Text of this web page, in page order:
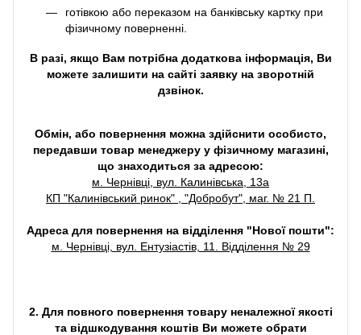
готівкою або переказом на банківську картку при
фізичному поверненні.
В разі, якщо Вам потрібна додаткова інформація, Ви
можете залишити на сайті заявку на зворотній
дзвінок.
Обмін, або повернення можна здійснити особисто,
передавши товар менеджеру у фізичному магазині,
що знаходиться за адресою:
м. Чернівці, вул. Калинівська, 13а
КП "Калинівський ринок" , "Добробут", маг. № 21 П.
Адреса для повернення на відділення "Нової пошти":
м. Чернівці, вул. Ентузіастів, 11. Відділення № 29
2. Для повного повернення товару неналежної якості
та відшкодування коштів Ви можете обрати